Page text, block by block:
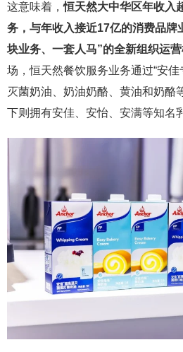
这意味着，恒天然大中华区年收入
务，与年收入接近17亿的消费品牌
块业务、一套人马”的全新组织运营
场，恒天然餐饮服务业务通过“安
灭菌奶油、奶油奶酪、黄油和奶酪
下则拥有安佳、安怡、安满等知名